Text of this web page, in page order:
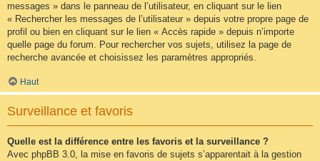
messages » dans le panneau de l’utilisateur, en cliquant sur le lien
« Rechercher les messages de l’utilisateur » depuis votre propre page de
profil ou bien en cliquant sur le lien « Accès rapide » depuis n’importe
quelle page du forum. Pour rechercher vos sujets, utilisez la page de
recherche avancée et choisissez les paramètres appropriés.
Haut
Surveillance et favoris
Quelle est la différence entre les favoris et la surveillance ?
Avec phpBB 3.0, la mise en favoris de sujets s’apparentait à la gestion